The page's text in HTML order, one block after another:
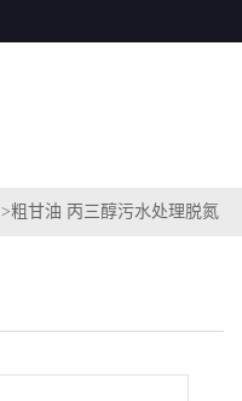
>粗甘油 丙三醇污水处理脱氮